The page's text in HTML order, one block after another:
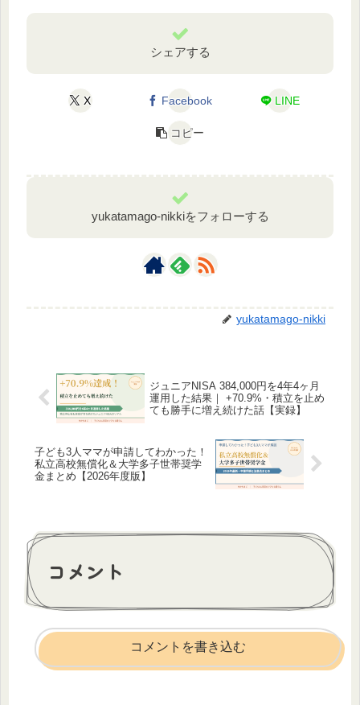
シェアする
X Facebook LINE
コピー
yukatamago-nikkiをフォローする
yukatamago-nikki
ジュニアNISA 384,000円を4年4ヶ月
運用した結果｜ +70.9%・積立を止め
ても勝手に増え続けた話【実録】
子ども3人ママが申請してわかった！
私立高校無償化＆大学多子世帯奨学
金まとめ【2026年度版】
コメント
コメントを書き込む